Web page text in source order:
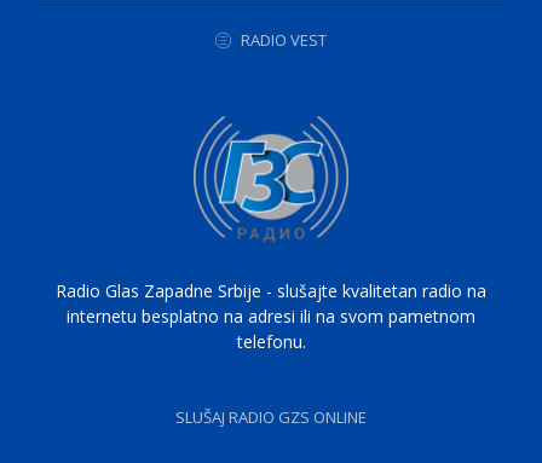
RADIO VEST
Radio Glas Zapadne Srbije - slušajte kvalitetan radio na
internetu besplatno na adresi ili na svom pametnom
telefonu.
SLUŠAJ RADIO GZS ONLINE